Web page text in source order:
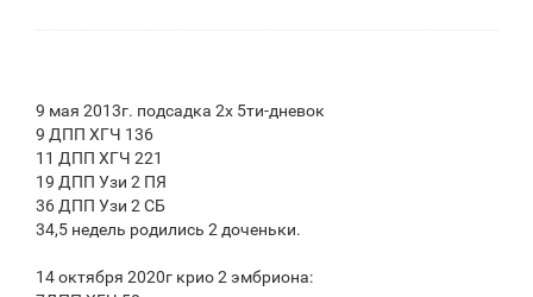
9 мая 2013г. подсадка 2х 5ти-дневок
9 ДПП ХГЧ 136
11 ДПП ХГЧ 221
19 ДПП Узи 2 ПЯ
36 ДПП Узи 2 СБ
34,5 недель родились 2 доченьки.
14 октября 2020г крио 2 эмбриона: